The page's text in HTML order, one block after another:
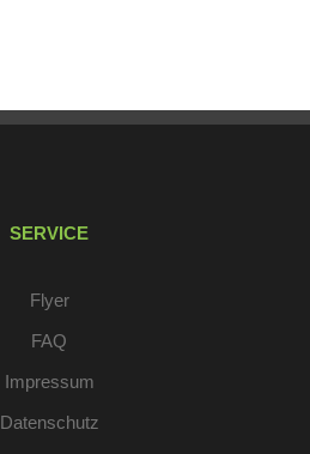
SERVICE
Flyer
FAQ
Impressum
Datenschutz